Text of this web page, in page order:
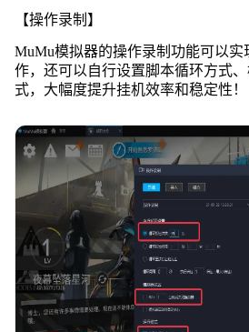
【操作录制】
MuMu模拟器的操作录制功能可以
作，还可以自行设置脚本循环方式
式，大幅度提升挂机效率和稳定性！